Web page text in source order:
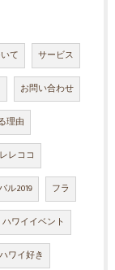
て サービス
お問い合わせ
理由
レココ
ル2019 フラ
ハワイイベント
ハワイ好き